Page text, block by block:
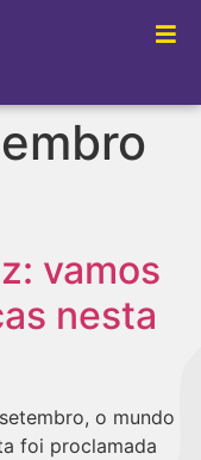
vamos
nesta
o mundo
foi proclamada